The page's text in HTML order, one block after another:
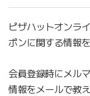
ピザハットオンラ
ポンに関する情報
会員登録時にメル
情報をメールで教